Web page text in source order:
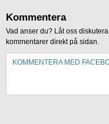
Kommentera
Vad anser du? Låt oss
kommentarer direkt på sidan.
KOMMENTERA MED